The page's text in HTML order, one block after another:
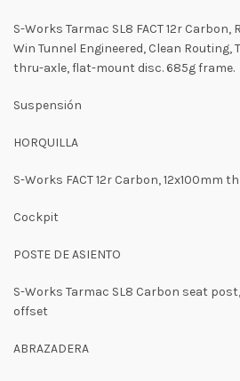
S-Works Tarmac SL8 FACT 12r
Win Tunnel Engineered, Clean Routing,
thru-axle, flat-mount disc. 685g frame.
Suspensión
HORQUILLA
S-Works FACT 12r Carbon, 12x100mm
Cockpit
POSTE DE ASIENTO
S-Works Tarmac SL8 Carbon seat post,
offset
ABRAZADERA